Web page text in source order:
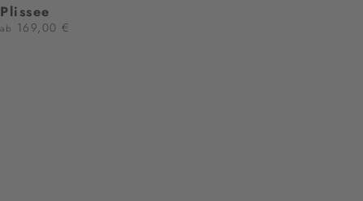
Plissee
ab 169,00 €